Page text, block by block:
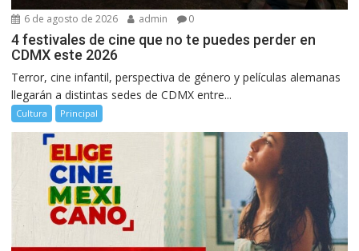
6 de agosto de 2026 admin 0
4 festivales de cine que no te puedes perder en
CDMX este 2026
Terror, cine infantil, perspectiva de género y películas alemanas
llegarán a distintas sedes de CDMX entre...
Cultura Principal